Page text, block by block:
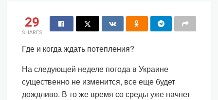
29
SHARES
Где и когда ждать потепления?
На следующей неделе погода в Украине
существенно не изменится, все еще будет
дождливо. В то же время со среды уже начнет